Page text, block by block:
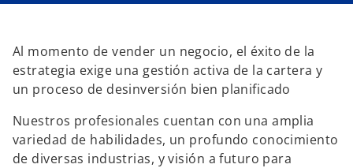
Al momento de vender un negocio, el éxito de la
estrategia exige una gestión activa de la cartera y
un proceso de desinversión bien planificado
Nuestros profesionales cuentan con una amplia
variedad de habilidades, un profundo conocimiento
de diversas industrias, y visión a futuro para